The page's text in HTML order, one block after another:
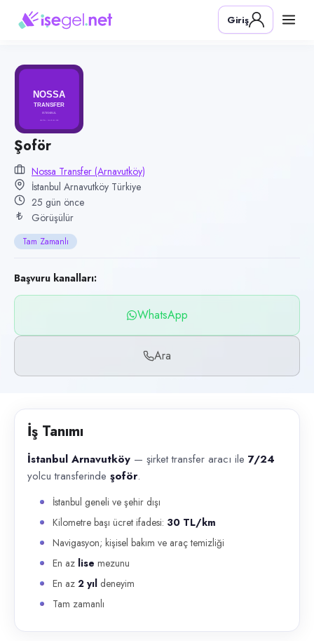
Pozisyon
Şoför
Nossa Transfer (Arnavutköy)
Kategori
Lojistik & Taşımacılık
Konum
Arnavutköy, İstanbul
Çalışma şekli
Tam Zamanlı
Yayın tarihi
13 Temmuz 2026
Son geçerlilik
11 Ekim 2026
WhatsApp, Telefon
İlan açıklaması
Giriş
Şoför
Nossa Transfer (Arnavutköy)
İstanbul Arnavutköy Türkiye
25 gün önce
Görüşülür
Tam Zamanlı
Başvuru kanalları:
WhatsApp
Ara
İş Tanımı
İstanbul Arnavutköy — şirket transfer aracı ile 7/24
yolcu transferinde şoför.
İstanbul geneli ve şehir dışı
Kilometre başı ücret ifadesi: 30 TL/km
Navigasyon; kişisel bakım ve araç temizliği
En az lise mezunu
En az 2 yıl deneyim
Tam zamanlı